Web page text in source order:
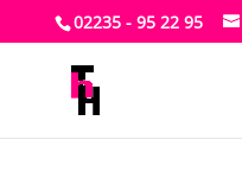
02235 - 95 22 95